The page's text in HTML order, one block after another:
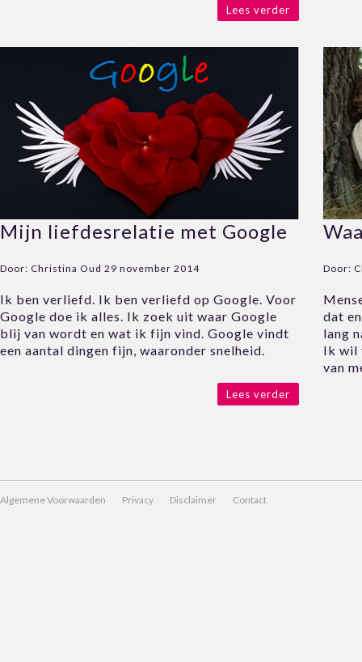
Lees verder
Mijn liefdesrelatie met Google
Door: Christina Oud 29 november 2014
Ik ben verliefd. Ik ben verliefd op Google. Voor
Google doe ik alles. Ik zoek uit waar Google
blij van wordt en wat ik fijn vind. Google vindt
een aantal dingen fijn, waaronder snelheid.
Lees verder
Door:
dat
lang
Ik wil
van
Algemene Voorwaarden Privacy Disclaimer Contact